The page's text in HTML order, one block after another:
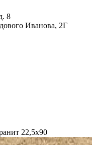
8
Иванова, 2Г
22,5x90